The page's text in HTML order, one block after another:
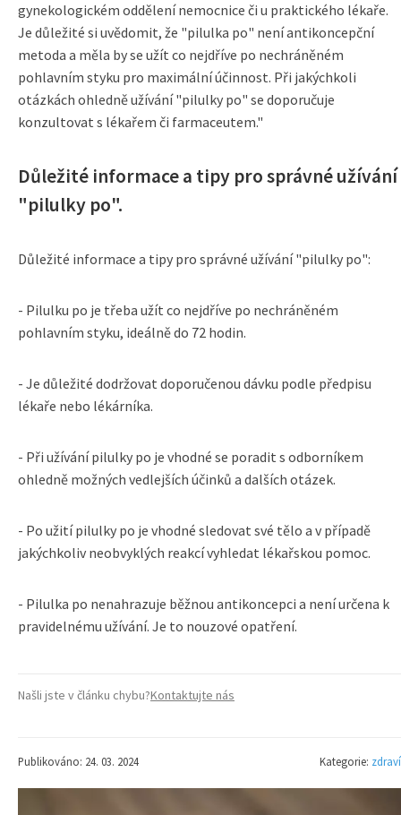
gynekologickém oddělení nemocnice či u praktického lékaře.
Je důležité si uvědomit, že "pilulka po" není antikoncepční
metoda a měla by se užít co nejdříve po nechráněném
pohlavním styku pro maximální účinnost. Při jakýchkoli
otázkách ohledně užívání "pilulky po" se doporučuje
konzultovat s lékařem či farmaceutem."
Důležité informace a tipy pro správné užívání
"pilulky po".
Důležité informace a tipy pro správné užívání "pilulky po":
- Pilulku po je třeba užít co nejdříve po nechráněném
pohlavním styku, ideálně do 72 hodin.
- Je důležité dodržovat doporučenou dávku podle předpisu
lékaře nebo lékárníka.
- Při užívání pilulky po je vhodné se poradit s odborníkem
ohledně možných vedlejších účinků a dalších otázek.
- Po užití pilulky po je vhodné sledovat své tělo a v případě
jakýchkoliv neobvyklých reakcí vyhledat lékařskou pomoc.
- Pilulka po nenahrazuje běžnou antikoncepci a není určena k
pravidelnému užívání. Je to nouzové opatření.
Našli jste v článku chybu?Kontaktujte nás
Publikováno: 24. 03. 2024 Kategorie: zdraví